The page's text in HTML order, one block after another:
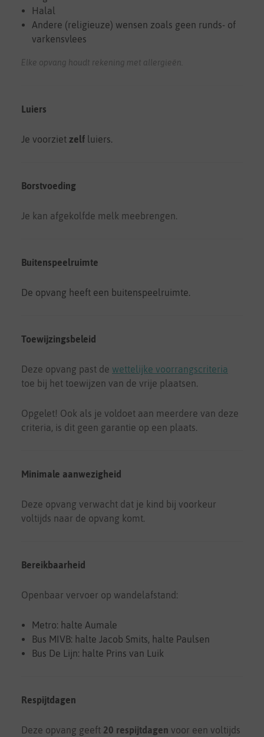
Halal
Andere (religieuze) wensen zoals geen runds- of
varkensvlees
Elke opvang houdt rekening met allergieën.
Luiers
Je voorziet zelf luiers.
Borstvoeding
Je kan afgekolfde melk meebrengen.
Buitenspeelruimte
De opvang heeft een buitenspeelruimte.
Toewijzingsbeleid
Deze opvang past de wettelijke voorrangscriteria
toe bij het toewijzen van de vrije plaatsen.
Opgelet! Ook als je voldoet aan meerdere van deze
criteria, is dit geen garantie op een plaats.
Minimale aanwezigheid
Deze opvang verwacht dat je kind bij voorkeur
voltijds naar de opvang komt.
Bereikbaarheid
Openbaar vervoer op wandelafstand:
Metro: halte Aumale
Bus MIVB: halte Jacob Smits, halte Paulsen
Bus De Lijn: halte Prins van Luik
Respijtdagen
Deze opvang geeft 20 respijtdagen voor een voltijds